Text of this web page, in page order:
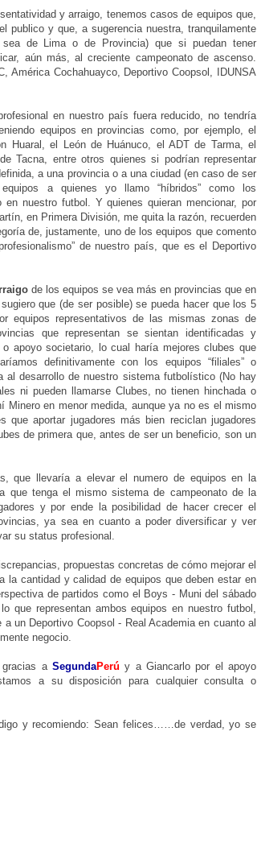
y arraigo, tenemos casos de equipos que,
publico y que, a sugerencia nuestra, tranquilamente
de Lima o de Provincia) que si puedan tener
aún más, al creciente campeonato de ascenso.
América Cochahuayco, Deportivo Coopsol, IDUNSA
en nuestro país fuera reducido, no tendría
equipos en provincias como, por ejemplo, el
Huaral, el León de Huánuco, el ADT de Tarma, el
Tacna, entre otros quienes si podrían representar
a una provincia o a una ciudad (en caso de ser
a quienes yo llamo “híbridos” como los
nuestro futbol. Y quienes quieran mencionar, por
en Primera División, me quita la razón, recuerden
de, justamente, uno de los equipos que comento
de nuestro país, que es el Deportivo
de los equipos se vea más en provincias que en
que (de ser posible) se pueda hacer que los 5
equipos representativos de las mismas zonas de
que representan se sientan identificadas y
apoyo societario, lo cual haría mejores clubes que
definitivamente con los equipos “filiales” o
al desarrollo de nuestro sistema futbolístico (No hay
ni pueden llamarse Clubes, no tienen hinchada o
Minero en menor medida, aunque ya no es el mismo
que aportar jugadores más bien reciclan jugadores
de primera que, antes de ser un beneficio, son un
que llevaría a elevar el numero de equipos en la
que tenga el mismo sistema de campeonato de la
y por ende la posibilidad de hacer crecer el
ya sea en cuanto a poder diversificar y ver
su status profesional.
propuestas concretas de cómo mejorar el
la cantidad y calidad de equipos que deben estar en
de partidos como el Boys - Muni del sábado
que representan ambos equipos en nuestro futbol,
un Deportivo Coopsol - Real Academia en cuanto al
negocio.
gracias a SegundaPerú y a Giancarlo por el apoyo
a su disposición para cualquier consulta o
y recomiendo: Sean felices……de verdad, yo se